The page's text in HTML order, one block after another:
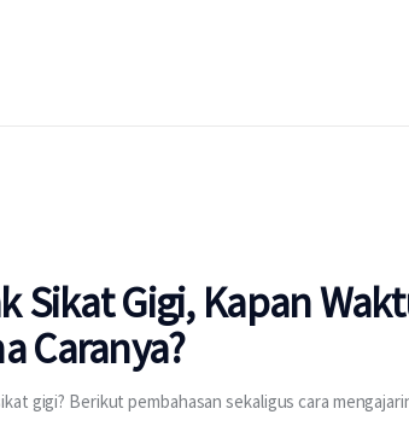
Sikat Gigi, Kapan
Caranya?
gigi? Berikut pembahasan sekaligus cara